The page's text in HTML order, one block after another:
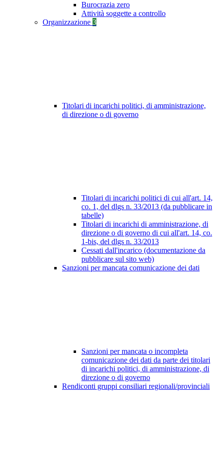
Burocrazia zero
Attività soggette a controllo
Organizzazione 3
Titolari di incarichi politici, di amministrazione,
di direzione o di governo
Titolari di incarichi politici di cui all'art. 14,
co. 1, del dlgs n. 33/2013 (da pubblicare in
tabelle)
Titolari di incarichi di amministrazione, di
direzione o di governo di cui all'art. 14, co.
1-bis, del dlgs n. 33/2013
Cessati dall'incarico (documentazione da
pubblicare sul sito web)
Sanzioni per mancata comunicazione dei dati
Sanzioni per mancata o incompleta
comunicazione dei dati da parte dei titolari
di incarichi politici, di amministrazione, di
direzione o di governo
Rendiconti gruppi consiliari regionali/provinciali